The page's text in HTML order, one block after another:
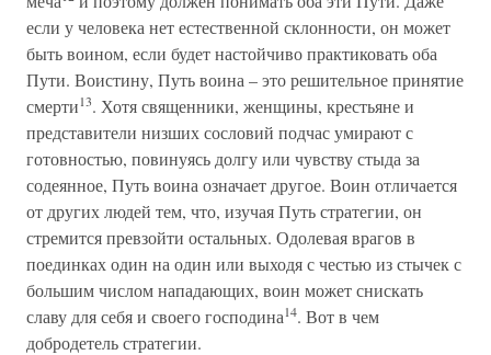
если у человека нет естественной склонности, он может
быть воином, если будет настойчиво практиковать оба
Пути. Воистину, Путь воина – это решительное принятие
смерти13. Хотя священники, женщины, крестьяне и
представители низших сословий подчас умирают с
готовностью, повинуясь долгу или чувству стыда за
содеянное, Путь воина означает другое. Воин отличается
от других людей тем, что, изучая Путь стратегии, он
стремится превзойти остальных. Одолевая врагов в
поединках один на один или выходя с честью из стычек с
большим числом нападающих, воин может снискать
славу для себя и своего господина14. Вот в чем
добродетель стратегии.